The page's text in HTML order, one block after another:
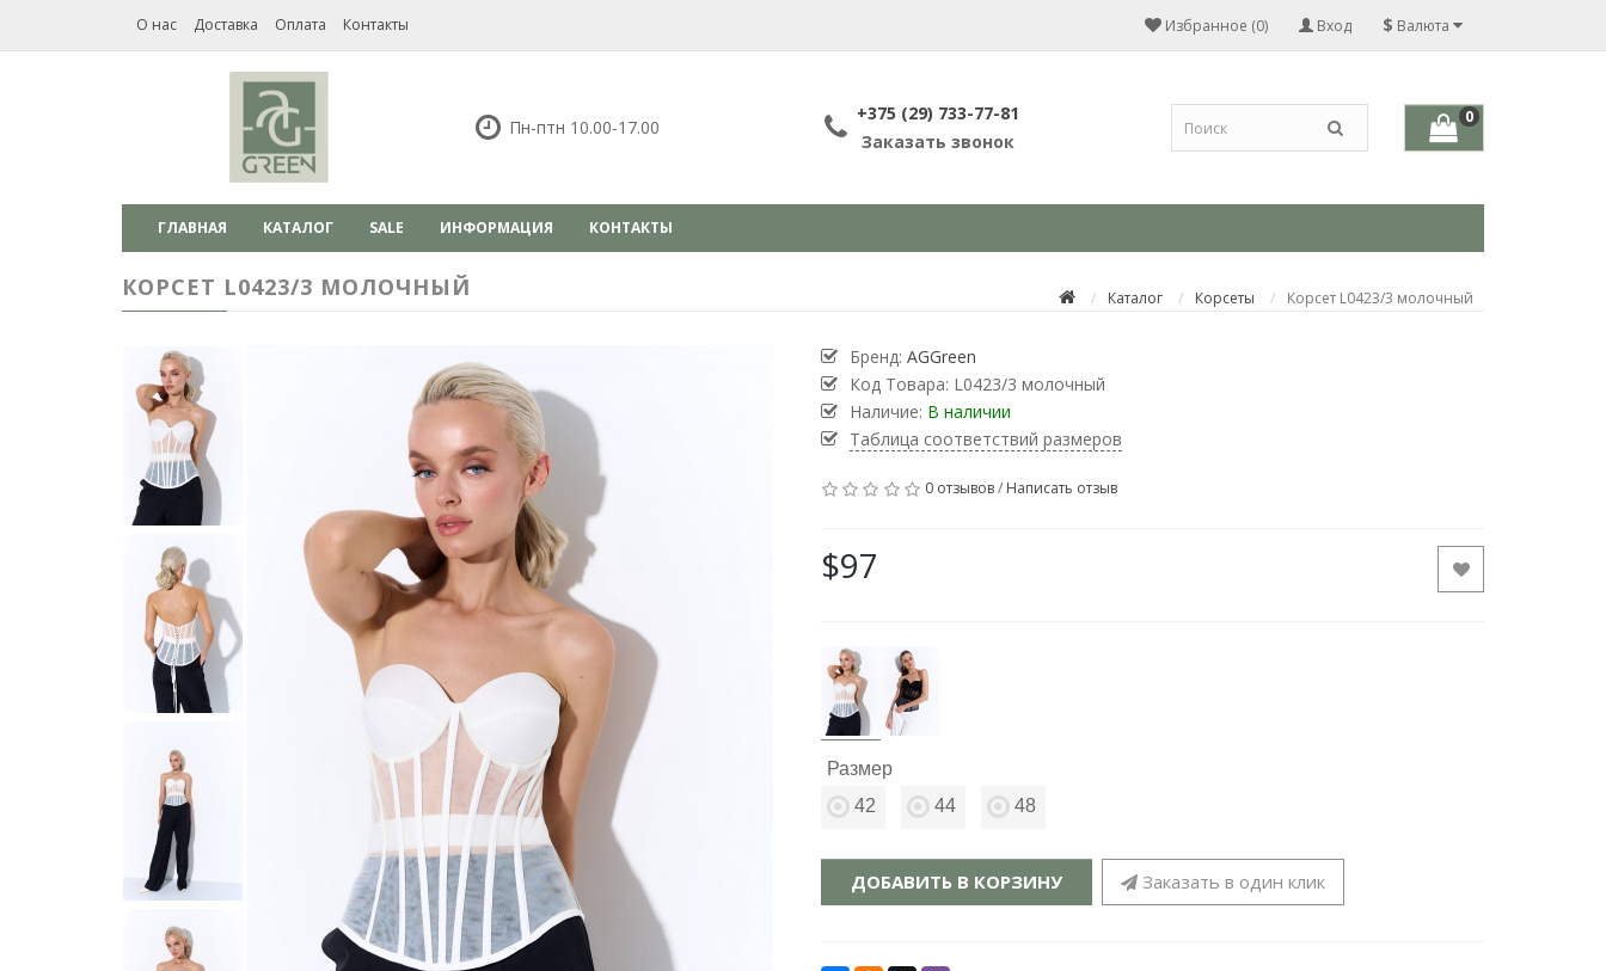
О нас Доставка Оплата Контакты $ Валюта
Вход
Избранное (0)
Пн-птн 10.00-17.00
+375 (29) 733-77-81
Заказать звонок
0
ГЛАВНАЯ КАТАЛОГ SALE ИНФОРМАЦИЯ КОНТАКТЫ
Каталог Корсеты Корсет L0423/3 молочный
КОРСЕТ L0423/3 МОЛОЧНЫЙ
Бренд: AGGreen
Код Товара: L0423/3 молочный
Наличие: В наличии
Таблица соответствий размеров
0 отзывов/ Написать отзыв
$97
Размер
42
44 48
ДОБАВИТЬ В КОРЗИНУ Заказать в один клик